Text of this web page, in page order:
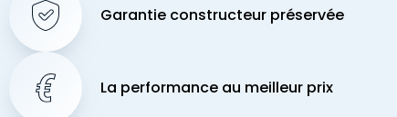
Garantie constructeur préservée
La performance au meilleur prix